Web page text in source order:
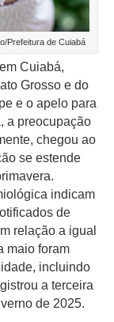
Prefeitura de Cuiabá
Cuiabá,
Grosso e do
e o apelo para
a preocupação
chegou ao
se estende
indicam
de
relação a igual
maio foram
incluindo
a terceira
de 2025.